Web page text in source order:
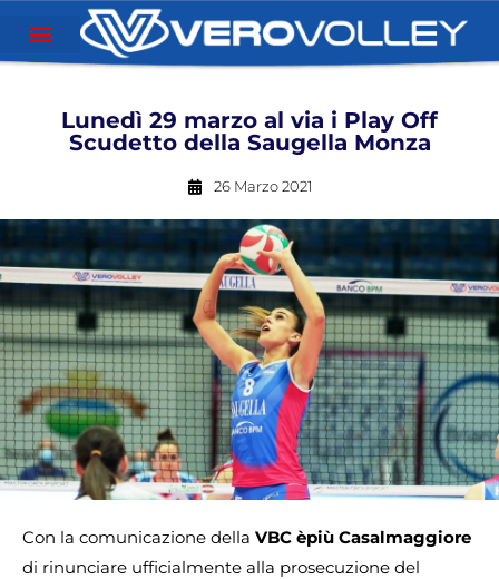
Lunedì 29 marzo al via i Play Off
Scudetto della Saugella Monza
26 Marzo 2021
Con la comunicazione della VBC èpiù Casalmaggiore
di rinunciare ufficialmente alla prosecuzione del